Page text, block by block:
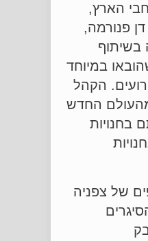
הארץ,
פנורמה,
בשיתוף
במיוחד
הקהל
החדש
בחנויות
של צפניה